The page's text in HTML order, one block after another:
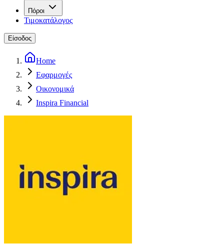
Πόροι
Τιμοκατάλογος
Είσοδος
Home
Εφαρμογές
Οικονομικά
Inspira Financial